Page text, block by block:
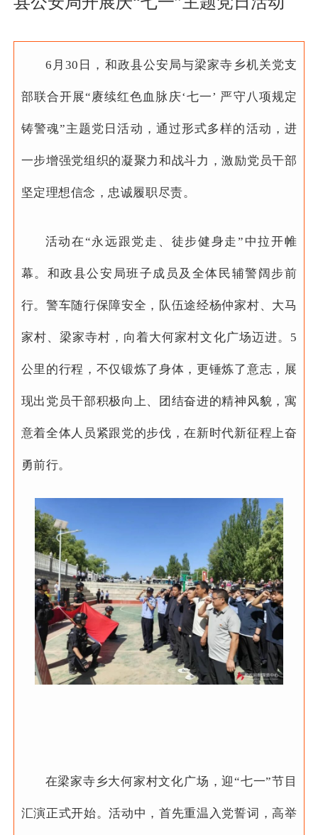
6月30日，和政县公安局与梁家寺乡机关党支
部联合开展“赓续红色血脉庆‘七一’ 严守八项规定
铸警魂”主题党日活动，通过形式多样的活动，进
一步增强党组织的凝聚力和战斗力，激励党员干部
坚定理想信念，忠诚履职尽责。
活动在“永远跟党走、徒步健身走”中拉开帷
幕。和政县公安局班子成员及全体民辅警阔步前
行。警车随行保障安全，队伍途经杨仲家村、大马
家村、梁家寺村，向着大何家村文化广场迈进。5
公里的行程，不仅锻炼了身体，更锤炼了意志，展
现出党员干部积极向上、团结奋进的精神风貌，寓
意着全体人员紧跟党的步伐，在新时代新征程上奋
勇前行。
在梁家寺乡大何家村文化广场，迎“七一”节目
汇演正式开始。活动中，首先重温入党誓词，高举